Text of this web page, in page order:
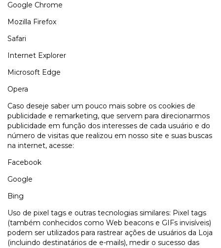
Google Chrome
Mozilla Firefox
Safari
Internet Explorer
Microsoft Edge
Opera
Caso deseje saber um pouco mais sobre os cookies de
publicidade e remarketing, que servem para direcionarmos
publicidade em função dos interesses de cada usuário e do
número de visitas que realizou em nosso site e suas buscas
na internet, acesse:
Facebook
Google
Bing
Uso de pixel tags e outras tecnologias similares: Pixel tags
(também conhecidos como Web beacons e GIFs invisíveis)
podem ser utilizados para rastrear ações de usuários da Loja
(incluindo destinatários de e-mails), medir o sucesso das